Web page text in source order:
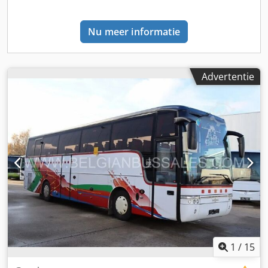
prijsklasse op voorraad. Wij kunnen voor u de juiste
toeristen-, school- of stadsbus vinden, die is afgestemd op
uw behoeften of uw budget. Alle gegevens zijn onder
voorbehouden. Openingstijden voor bezichtiging van de
gebruikte bussen: ma.-vr.: 08:30 - 12:00 uur, 12:30 - 17:00
Nederlands, Frans, Engels, Spaans, Portugees, Italiaans,
Russisch, Pools en meer.
Nu meer informatie
Advertentie
1 / 15